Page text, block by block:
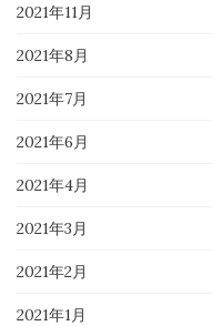
2021年11月
2021年8月
2021年7月
2021年6月
2021年4月
2021年3月
2021年2月
2021年1月